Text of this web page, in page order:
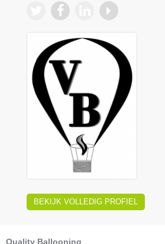
BEKIJK VOLLEDIG PROFIEL
Quality Ballooning